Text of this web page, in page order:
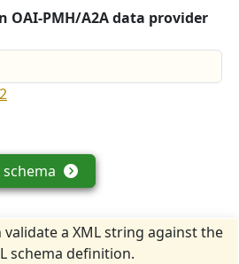
OAI-PMH/A2A data provider
schema
a XML string against the
schema definition.